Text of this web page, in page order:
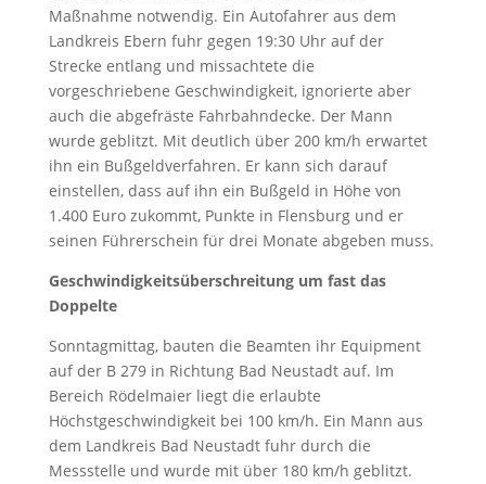
Maßnahme notwendig. Ein Autofahrer aus dem
Landkreis Ebern fuhr gegen 19:30 Uhr auf der
Strecke entlang und missachtete die
vorgeschriebene Geschwindigkeit, ignorierte aber
auch die abgefräste Fahrbahndecke. Der Mann
wurde geblitzt. Mit deutlich über 200 km/h erwartet
ihn ein Bußgeldverfahren. Er kann sich darauf
einstellen, dass auf ihn ein Bußgeld in Höhe von
1.400 Euro zukommt, Punkte in Flensburg und er
seinen Führerschein für drei Monate abgeben muss.
Geschwindigkeitsüberschreitung um fast das
Doppelte
Sonntagmittag, bauten die Beamten ihr Equipment
auf der B 279 in Richtung Bad Neustadt auf. Im
Bereich Rödelmaier liegt die erlaubte
Höchstgeschwindigkeit bei 100 km/h. Ein Mann aus
dem Landkreis Bad Neustadt fuhr durch die
Messstelle und wurde mit über 180 km/h geblitzt.